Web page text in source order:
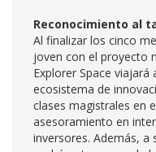
Reconocimiento al
Al finalizar los cinco
joven con el proyecto
Explorer Space viajará
ecosistema de
clases magistrales en
asesoramiento en
inversores. Además, a